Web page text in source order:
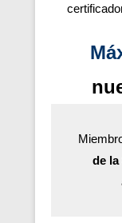
de la